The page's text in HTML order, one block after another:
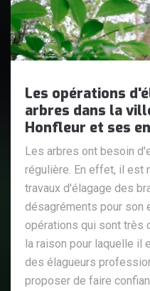
Les opérations
arbres dans la
Honfleur et ses
Les arbres ont besoin
régulière. En effet, il est
travaux d'élagage des
désagréments pour son
opérations qui sont très
la raison pour laquelle il
des élagueurs
proposer de faire